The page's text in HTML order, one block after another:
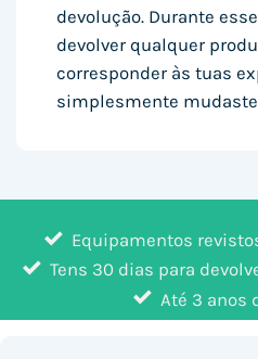
devolução. Durante
devolver qualquer
corresponder às tuas
simplesmente
Equipamentos
Tens 30 dias para
Até 3 anos